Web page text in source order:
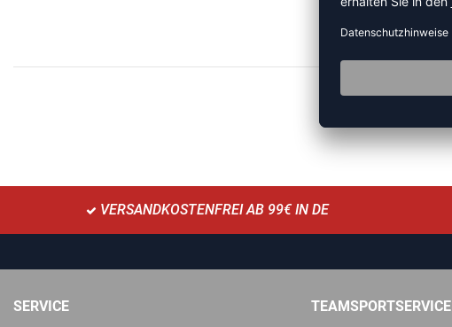
VERSANDKOSTENFREI AB 99€ IN DE
SERVICE
TEAMSPORTSERVICE